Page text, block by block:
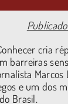
cria
barreiras
Marcos
e um dos
Brasil.